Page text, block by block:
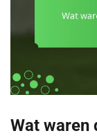
Wat waren